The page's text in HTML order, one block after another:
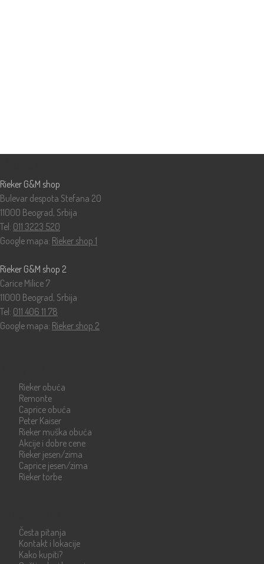
Rieker G&M shop
Bulevar despota Stefana 20
11000 Beograd, Srbija
Tel: 011 3223 520
Google mapa: Rieker shop 1
Rieker G&M shop 2
Carice Milice 7
11000 Beograd, Srbija
Tel: 011 406 11 78
Google mapa: Rieker shop 2
Rieker obuća
Remonte
Caprice obuća
Peter Kaiser
Rieker muška obuća
Akcije i dobre cene
Rieker jesen/zima
Caprice jesen/zima
Rieker torbe
Česta pitanja
Kontakt i lokacije
Kako kupiti?